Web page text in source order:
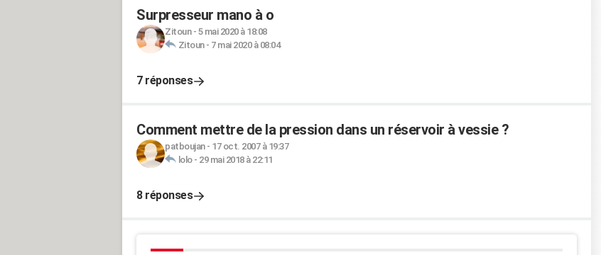
Surpresseur mano à o
Zitoun- 5 mai 2020 à 18:08
Zitoun- 7 mai 2020 à 08:04
7 réponses
Comment mettre de la pression dans un réservoir à vessie ?
patboujan- 17 oct. 2007 à 19:37
lolo- 29 mai 2018 à 22:11
8 réponses